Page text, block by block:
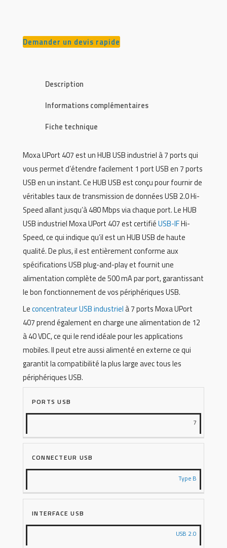
Demander un devis rapide
Description
Informations complémentaires
Fiche technique
Moxa UPort 407 est un HUB USB industriel à 7 ports qui
vous permet d’étendre facilement 1 port USB en 7 ports
USB en un instant. Ce HUB USB est conçu pour fournir de
véritables taux de transmission de données USB 2.0 Hi-
Speed allant jusqu’à 480 Mbps via chaque port. Le HUB
USB industriel Moxa UPort 407 est certifiéUSB-IFHi-
Speed, ce qui indique qu’il est un HUB USB de haute
qualité. De plus, il est entièrement conforme aux
spécifications USB plug-and-play et fournit une
alimentation complète de 500 mA par port, garantissant
le bon fonctionnement de vos périphériques USB.
Leconcentrateur USB industrielà 7 ports Moxa UPort
407 prend également en charge une alimentation de 12
à 40 VDC, ce qui le rend idéale pour les applications
mobiles. Il peut etre aussi alimenté en externe ce qui
garantit la compatibilité la plus large avec tous les
périphériques USB.
PORTS USB
7
CONNECTEUR USB
Type B
INTERFACE USB
USB 2.0